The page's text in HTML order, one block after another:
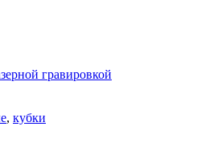
гравировкой
, кубки